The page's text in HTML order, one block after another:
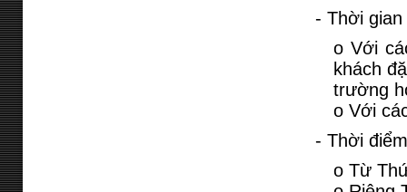
- Thời
o Với
khách
trường
o Với
- Thời
o Từ